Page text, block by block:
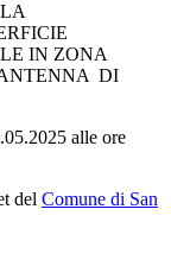
IN ZONA
DI
alle ore
del Comune di San